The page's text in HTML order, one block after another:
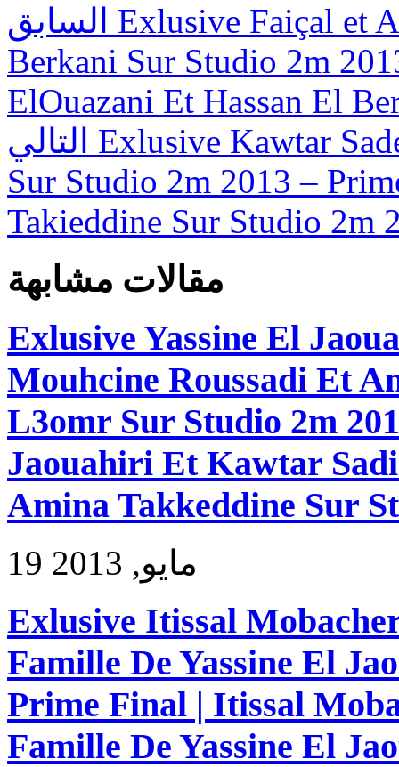
السابق Exlusive Faiçal et
Berkani Sur Studio 2m
ElOuazani Et Hassan El
التالي Exlusive Kawtar
Sur Studio 2m 2013 –
Takieddine Sur Studio 2m
مقالات مشابهة
Exlusive Yassine El
Mouhcine Roussadi Et
L3omr Sur Studio 2m
Jaouahiri Et Kawtar
Amina Takkeddine Sur
19 مايو, 2013
Exlusive Itissal
Famille De Yassine El
Prime Final | Itissal
Famille De Yassine El